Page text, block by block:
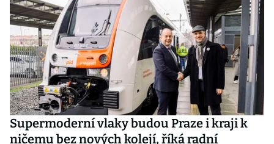
Supermoderní vlaky budou Praze i kraji k
ničemu bez nových kolejí, říká radní